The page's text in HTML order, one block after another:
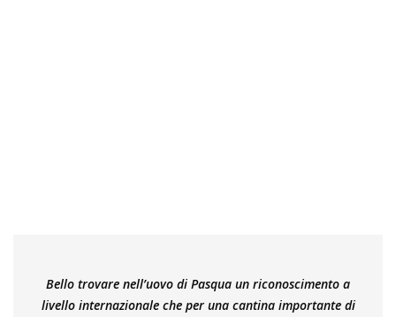
Bello trovare nell’uovo di Pasqua un riconoscimento a
livello internazionale che per una cantina importante di